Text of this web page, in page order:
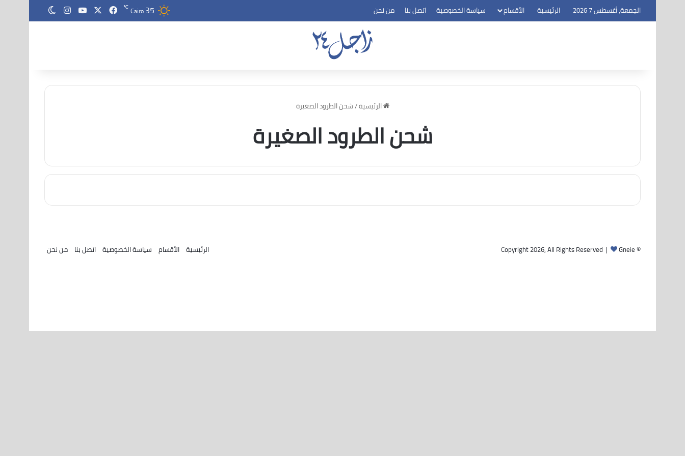
الجمعة, أغسطس 7 2026 الرئيسية الأقسام سياسة الخصوصية اتصل بنا من نحن Cairo35
℃ فيسبوك ‫YouTubeانستقرام
الرئيسية/شحن الطرود الصغيرة
شحن الطرود الصغيرة
© Copyright 2026, All Rights Reserved |
Gneie الرئيسية الأقسام سياسة الخصوصية اتصل بنا من نحن